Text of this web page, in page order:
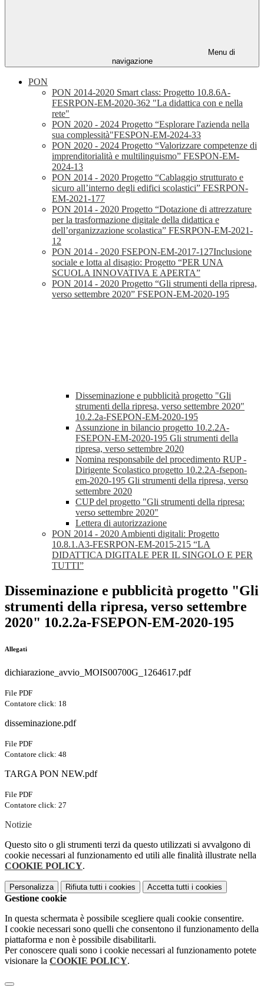
Menu di
navigazione
PON
PON 2014-2020 Smart class: Progetto 10.8.6A-
FESRPON-EM-2020-362 "La didattica con e nella
rete"
PON 2020 - 2024 Progetto “Esplorare l'azienda nella
sua complessità"FESPON-EM-2024-33
PON 2020 - 2024 Progetto “Valorizzare competenze di
imprenditorialità e multilinguismo” FESPON-EM-
2024-13
PON 2014 - 2020 Progetto “Cablaggio strutturato e
sicuro all’interno degli edifici scolastici” FESRPON-
EM-2021-177
PON 2014 - 2020 Progetto “Dotazione di attrezzature
per la trasformazione digitale della didattica e
dell’organizzazione scolastica” FESRPON-EM-2021-
12
PON 2014 - 2020 FSEPON-EM-2017-127Inclusione
sociale e lotta al disagio: Progetto “PER UNA
SCUOLA INNOVATIVA E APERTA”
PON 2014 - 2020 Progetto “Gli strumenti della ripresa,
verso settembre 2020” FSEPON-EM-2020-195
Disseminazione e pubblicità progetto "Gli
strumenti della ripresa, verso settembre 2020"
10.2.2a-FSEPON-EM-2020-195
Assunzione in bilancio progetto 10.2.2A-
FSEPON-EM-2020-195 Gli strumenti della
ripresa, verso settembre 2020
Nomina responsabile del procedimento RUP -
Dirigente Scolastico progetto 10.2.2A-fsepon-
em-2020-195 Gli strumenti della ripresa, verso
settembre 2020
CUP del progetto "Gli strumenti della ripresa:
verso settembre 2020"
Lettera di autorizzazione
PON 2014 - 2020 Ambienti digitali: Progetto
10.8.1.A3-FESRPON-EM-2015-215 “LA
DIDATTICA DIGITALE PER IL SINGOLO E PER
TUTTI”
Disseminazione e pubblicità progetto "Gli
strumenti della ripresa, verso settembre
2020" 10.2.2a-FSEPON-EM-2020-195
Allegati
dichiarazione_avvio_MOIS00700G_1264617.pdf
File PDF
Contatore click: 18
disseminazione.pdf
File PDF
Contatore click: 48
TARGA PON NEW.pdf
File PDF
Contatore click: 27
Notizie
Questo sito o gli strumenti terzi da questo utilizzati si avvalgono di
cookie necessari al funzionamento ed utili alle finalità illustrate nella
COOKIE POLICY.
Personalizza Rifiuta tutti i cookies Accetta tutti i cookies
Gestione cookie
In questa schermata è possibile scegliere quali cookie consentire.
I cookie necessari sono quelli che consentono il funzionamento della
piattaforma e non è possibile disabilitarli.
Per conoscere quali sono i cookie necessari al funzionamento potete
visionare la COOKIE POLICY.